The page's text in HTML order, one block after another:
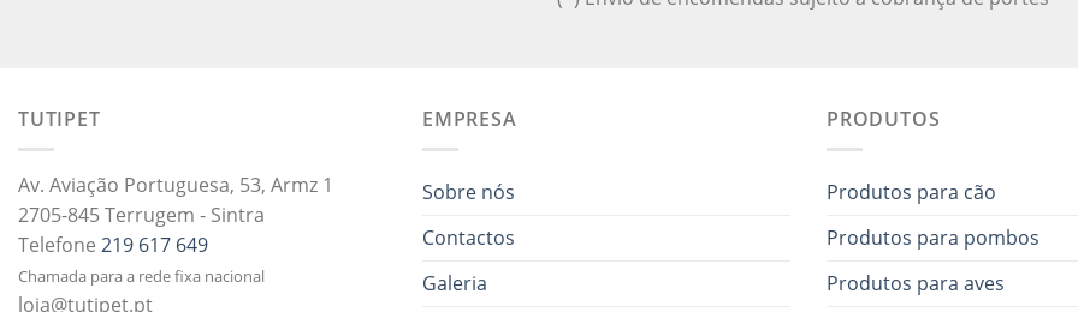
TUTIPET
Av. Aviação Portuguesa, 53, Armz 1
2705-845 Terrugem - Sintra
Telefone 219 617 649
Chamada para a rede fixa nacional
loja@tutipet.pt
EMPRESA
Sobre nós
Contactos
Galeria
PRODUTOS
Produtos para cão
Produtos para pombos
Produtos para aves